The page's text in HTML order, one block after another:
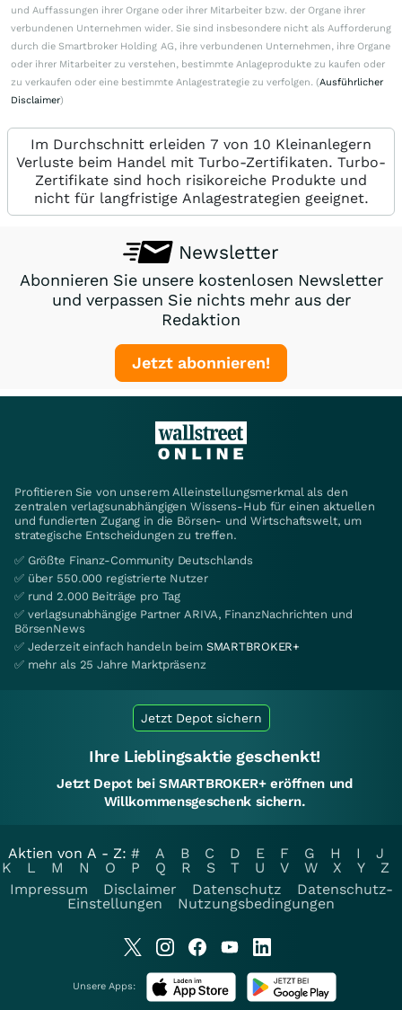
und Auffassungen ihrer Organe oder ihrer Mitarbeiter bzw. der Organe ihrer
verbundenen Unternehmen wider. Sie sind insbesondere nicht als Aufforderung
durch die Smartbroker Holding AG, ihre verbundenen Unternehmen, ihre Organe
oder ihrer Mitarbeiter zu verstehen, bestimmte Anlageprodukte zu kaufen oder
zu verkaufen oder eine bestimmte Anlagestrategie zu verfolgen. (Ausführlicher
Disclaimer)
Im Durchschnitt erleiden 7 von 10 Kleinanlegern
Verluste beim Handel mit Turbo-Zertifikaten. Turbo-
Zertifikate sind hoch risikoreiche Produkte und
nicht für langfristige Anlagestrategien geeignet.
Newsletter
Abonnieren Sie unsere kostenlosen Newsletter
und verpassen Sie nichts mehr aus der
Redaktion
Jetzt abonnieren!
Profitieren Sie von unserem Alleinstellungsmerkmal als den
zentralen verlagsunabhängigen Wissens-Hub für einen aktuellen
und fundierten Zugang in die Börsen- und Wirtschaftswelt, um
strategische Entscheidungen zu treffen.
✅ Größte Finanz-Community Deutschlands
✅ über 550.000 registrierte Nutzer
✅ rund 2.000 Beiträge pro Tag
✅ verlagsunabhängige Partner ARIVA, FinanzNachrichten und
BörsenNews
✅ Jederzeit einfach handeln beim SMARTBROKER+
✅ mehr als 25 Jahre Marktpräsenz
Jetzt Depot sichern
Ihre Lieblingsaktie geschenkt!
Jetzt Depot bei SMARTBROKER+ eröffnen und
Willkommensgeschenk sichern.
Aktien von A - Z: # A B C D E F G H I
J
K
L M N O P Q R S T U V W X Y
Z
Impressum
Disclaimer Datenschutz
Datenschutz-
Einstellungen
Nutzungsbedingungen
Unsere Apps: